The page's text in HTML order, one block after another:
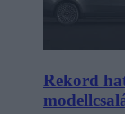
Rekord